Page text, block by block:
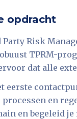
opdracht
Risk
TPRM-
dat alle
eerste
en
en begeleid